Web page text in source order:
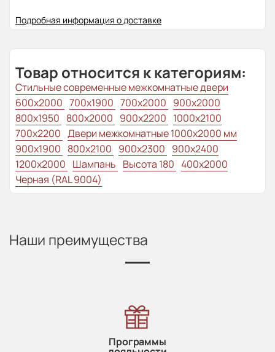
Подробная информация о доставке
Товар относится к категориям:
Стильные современные межкомнатные двери
600x2000 700x1900 700x2000 900x2000
800х1950 800x2000 900x2200 1000x2100
700x2200 Двери межкомнатные 1000х2000 мм
900x1900 800x2100 900x2300 900x2400
1200x2000 Шампань Высота 180 400x2000
Черная (RAL 9004)
Наши преимущества
Программы